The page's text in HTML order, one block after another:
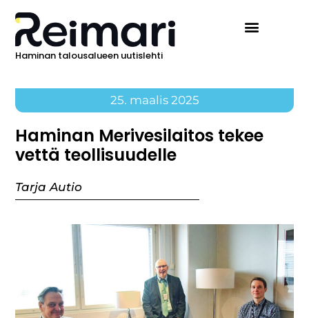
Haminan talousalueen uutislehti
25. maalis 2025
Haminan Merivesilaitos tekee
vettä teollisuudelle
Tarja Autio